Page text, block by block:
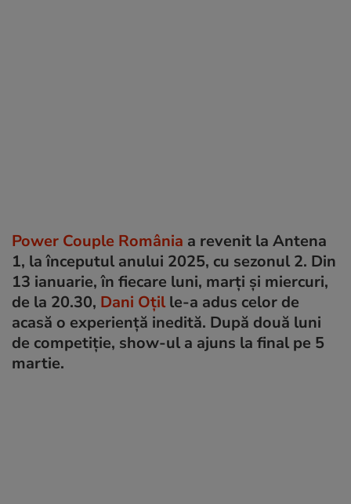
Power Couple România a revenit la Antena
1, la începutul anului 2025, cu sezonul 2. Din
13 ianuarie, în fiecare luni, marți și miercuri,
de la 20.30, Dani Oțil le-a adus celor de
acasă o experiență inedită. După două luni
de competiție, show-ul a ajuns la final pe 5
martie.